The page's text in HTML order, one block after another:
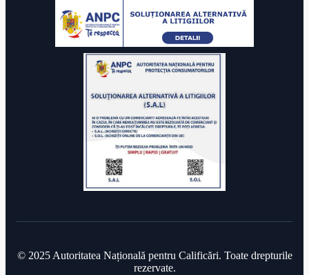
© 2025 Autoritatea Națională pentru Calificări. Toate drepturile
rezervate.